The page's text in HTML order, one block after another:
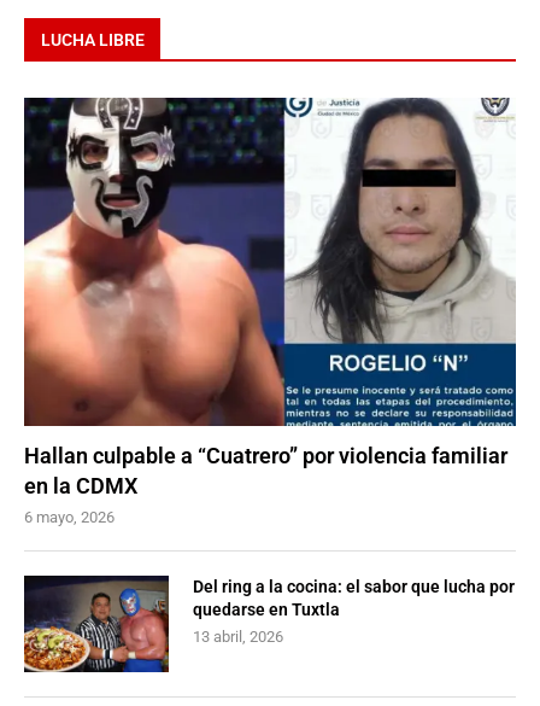
LUCHA LIBRE
Hallan culpable a “Cuatrero” por violencia familiar
en la CDMX
6 mayo, 2026
Del ring a la cocina: el sabor que lucha por
quedarse en Tuxtla
13 abril, 2026